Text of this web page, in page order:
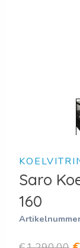
Saro
160